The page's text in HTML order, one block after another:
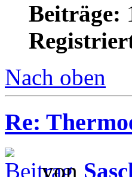
Beiträge:
Nach oben
Re:
von